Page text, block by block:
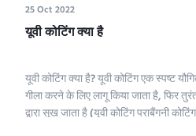
25 Oct 2022
यूवी कोटिंग क्या है
यूवी कोटिंग क्या है? यूवी कोटिंग एक स्पष्ट
गीला करने के लिए लागू किया जाता है, फिर
द्वारा सूख जाता है (यूवी कोटिंग पराबैंगनी